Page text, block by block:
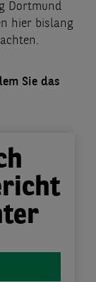
Dortmund
hier bislang
Sie das